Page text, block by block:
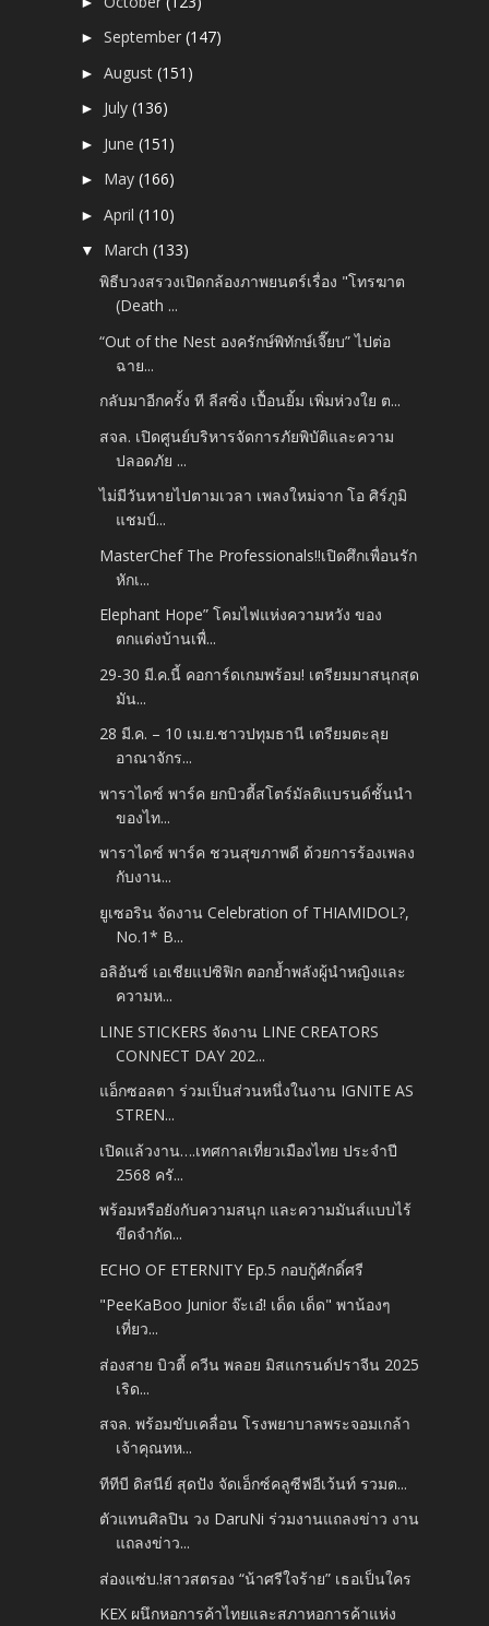
►September(147)
►August(151)
► July(136)
► June(151)
► May(166)
►April(110)
▼ March(133)
พิธีบวงสรวงเปิดกล้องภาพยนตร์เรื่อง "โทรฆาต
(Death ...
“Out of the Nest องครักษ์พิทักษ์เจี๊ยบ” ไปต่อ
ฉาย...
กลับมาอีกครั้ง ที ลีสซิ่ง เปื้อนยิ้ม เพิ่มห่วงใย ต...
สจล. เปิดศูนย์บริหารจัดการภัยพิบัติและความ
ปลอดภัย ...
ไม่มีวันหายไปตามเวลา เพลงใหม่จาก โอ ศิร์ภูมิ
แชมป์...
MasterChef The Professionals!!เปิดศึกเพื่อนรัก
หักเ...
Elephant Hope” โคมไฟแห่งความหวัง ของ
ตกแต่งบ้านเพื่...
29-30 มี.ค.นี้ คอการ์ดเกมพร้อม! เตรียมมาสนุกสุด
มัน...
28 มี.ค. – 10 เม.ย.ชาวปทุมธานี เตรียมตะลุย
อาณาจักร...
พาราไดซ์ พาร์ค ยกบิวตี้สโตร์มัลติแบรนด์ชั้นนำ
ของไท...
พาราไดซ์ พาร์ค ชวนสุขภาพดี ด้วยการร้องเพลง
กับงาน...
ยูเซอริน จัดงาน Celebration of THIAMIDOL?,
No.1* B...
อลิอันซ์ เอเชียแปซิฟิก ตอกย้ำพลังผู้นำหญิงและ
ความห...
LINE STICKERS จัดงาน LINE CREATORS
CONNECT DAY 202...
แอ็กซอลตา ร่วมเป็นส่วนหนึ่งในงาน IGNITE AS
STREN...
เปิดแล้วงาน….เทศกาลเที่ยวเมืองไทย ประจำปี
2568 ครั...
พร้อมหรือยังกับความสนุก และความมันส์แบบไร้
ขีดจำกัด...
ECHO OF ETERNITY Ep.5 กอบกู้ศักดิ์ศรี
"PeeKaBoo Junior จ๊ะเอ๋! เด็ด เด็ด" พาน้องๆ
เที่ยว...
ส่องสาย บิวตี้ ควีน พลอย มิสแกรนด์ปราจีน 2025
เริด...
สจล. พร้อมขับเคลื่อน โรงพยาบาลพระจอมเกล้า
เจ้าคุณทห...
ทีทีบี ดิสนีย์ สุดปัง จัดเอ็กซ์คลูซีฟอีเว้นท์ รวมต...
ตัวแทนศิลปิน วง DaruNi ร่วมงานแถลงข่าว งาน
แถลงข่าว...
ส่องแซ่บ.!สาวสตรอง “น้าศรีใจร้าย” เธอเป็นใคร
KEX ผนึกหอการค้าไทยและสภาหอการค้าแห่ง